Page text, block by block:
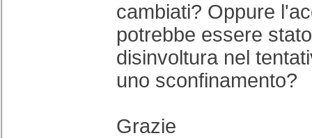
cambiati? Oppure
potrebbe essere
disinvoltura nel
uno sconfinamento?
Grazie